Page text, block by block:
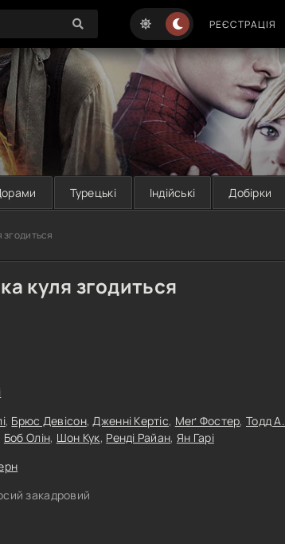
РЕЄСТРАЦІЯ
Турецькі Індійські Добірки
згодиться
куля згодиться
, Брюс Девісон,Дженні Кертіс, Меґ Фостер, Тодд А.
Боб Олін, Шон Кук, Ренді Райан, Ян Гарі
закадровий